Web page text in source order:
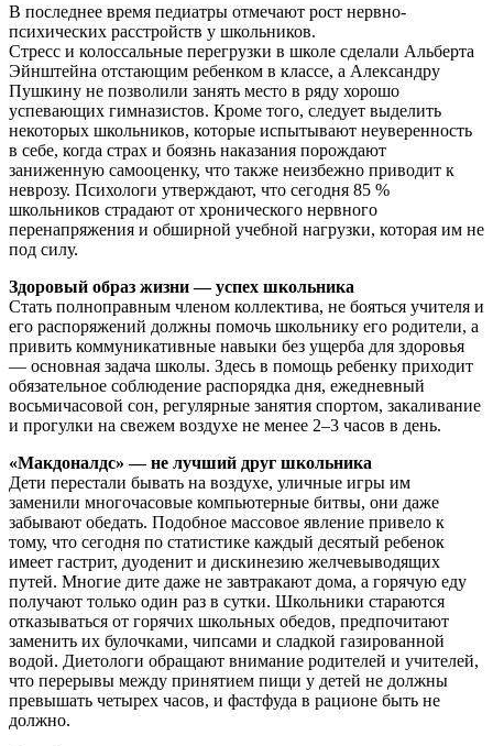
В последнее время педиатры отмечают рост нервно-
психических расстройств у школьников.
Стресс и колоссальные перегрузки в школе сделали Альберта
Эйнштейна отстающим ребенком в классе, а Александру
Пушкину не позволили занять место в ряду хорошо
успевающих гимназистов. Кроме того, следует выделить
некоторых школьников, которые испытывают неуверенность
в себе, когда страх и боязнь наказания порождают
заниженную самооценку, что также неизбежно приводит к
неврозу. Психологи утверждают, что сегодня 85 %
школьников страдают от хронического нервного
перенапряжения и обширной учебной нагрузки, которая им не
под силу.
Здоровый образ жизни — успех школьника
Стать полноправным членом коллектива, не бояться учителя и
его распоряжений должны помочь школьнику его родители, а
привить коммуникативные навыки без ущерба для здоровья
— основная задача школы. Здесь в помощь ребенку приходит
обязательное соблюдение распорядка дня, ежедневный
восьмичасовой сон, регулярные занятия спортом, закаливание
и прогулки на свежем воздухе не менее 2–3 часов в день.
«Макдоналдс» — не лучший друг школьника
Дети перестали бывать на воздухе, уличные игры им
заменили многочасовые компьютерные битвы, они даже
забывают обедать. Подобное массовое явление привело к
тому, что сегодня по статистике каждый десятый ребенок
имеет гастрит, дуоденит и дискинезию желчевыводящих
путей. Многие дите даже не завтракают дома, а горячую еду
получают только один раз в сутки. Школьники стараются
отказываться от горячих школьных обедов, предпочитают
заменить их булочками, чипсами и сладкой газированной
водой. Диетологи обращают внимание родителей и учителей,
что перерывы между принятием пищи у детей не должны
превышать четырех часов, и фастфуда в рационе быть не
должно.